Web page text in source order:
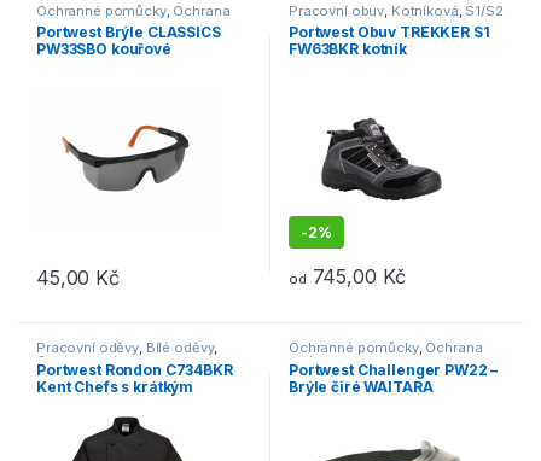
Ochranné pomůcky, Ochrana
zraku
Portwest Brýle CLASSICS
PW33SBO kouřové
45,00 Kč
Pracovní obuv Kotníková S1/S2
Portwest Obuv TREKKER S1
FW63BKR kotník
-2%
od 745,00 Kč
Pracovní oděvy, Bílé oděvy,
Gastronomie
Portwest Rondon C734BKR
Kent Chefs s krátkým
Ochranné pomůcky, Ochrana
zraku
Portwest Challenger PW22 –
Brýle čiré WAITARA